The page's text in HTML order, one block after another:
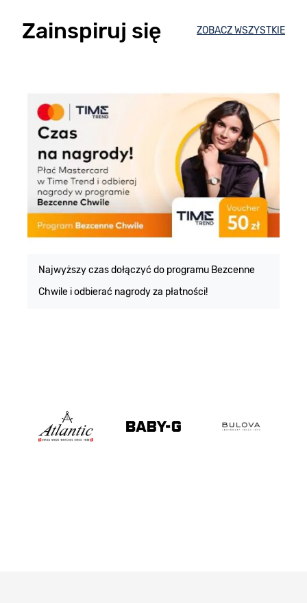
Zainspiruj się ZOBACZ WSZYSTKIE
Najwyższy czas dołączyć do programu Bezcenne
Chwile i odbierać nagrody za płatności!